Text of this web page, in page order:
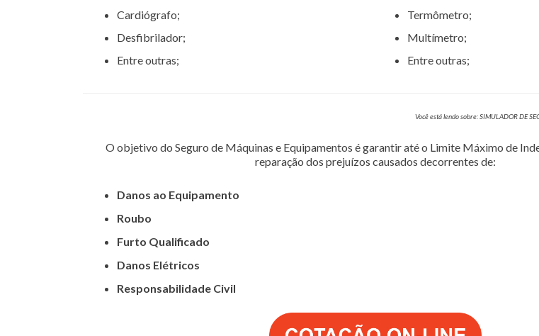
Cardiógrafo;
Desfibrilador;
Entre outras;
Termômetro;
Multímetro;
Entre outras;
Você está lendo sobre: SIMULADOR DE
O objetivo do Seguro de Máquinas e Equipamentos é garantir até o Limite Máximo de
reparação dos prejuízos causados decorrentes de:
Danos ao Equipamento
Roubo
Furto Qualificado
Danos Elétricos
Responsabilidade Civil